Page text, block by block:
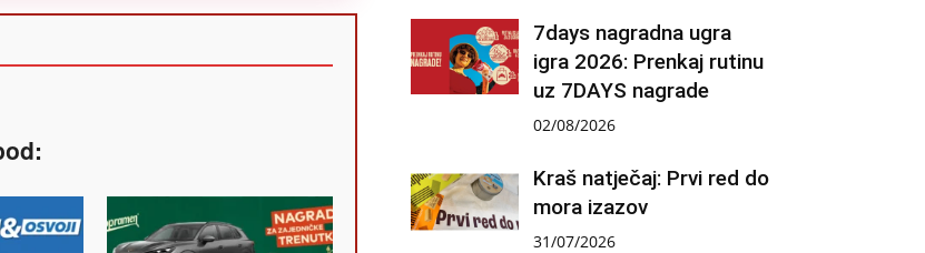
7days nagradna ugra
igra 2026: Prenkaj rutinu
uz 7DAYS nagrade
02/08/2026
Kraš natječaj: Prvi red do
mora izazov
31/07/2026